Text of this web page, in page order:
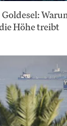
Höhe treibt